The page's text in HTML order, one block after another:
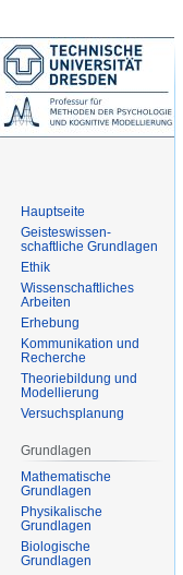
Hauptseite
Geisteswissen-
schaftliche Grundlagen
Ethik
Wissenschaftliches
Arbeiten
Erhebung
Kommunikation und
Recherche
Theoriebildung und
Modellierung
Versuchsplanung
Grundlagen
Mathematische
Grundlagen
Physikalische
Grundlagen
Biologische
Grundlagen